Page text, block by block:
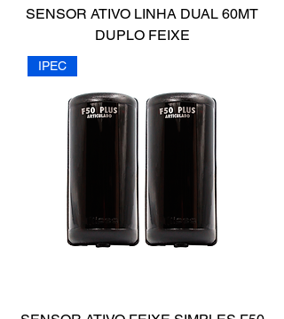
SENSOR ATIVO LINHA DUAL 60MT
DUPLO FEIXE
IPEC